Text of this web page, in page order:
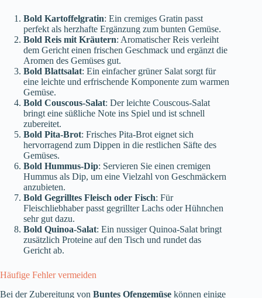
Bold Kartoffelgratin: Ein cremiges Gratin passt
perfekt als herzhafte Ergänzung zum bunten Gemüse.
Bold Reis mit Kräutern: Aromatischer Reis verleiht
dem Gericht einen frischen Geschmack und ergänzt die
Aromen des Gemüses gut.
Bold Blattsalat: Ein einfacher grüner Salat sorgt für
eine leichte und erfrischende Komponente zum warmen
Gemüse.
Bold Couscous-Salat: Der leichte Couscous-Salat
bringt eine süßliche Note ins Spiel und ist schnell
zubereitet.
Bold Pita-Brot: Frisches Pita-Brot eignet sich
hervorragend zum Dippen in die restlichen Säfte des
Gemüses.
Bold Hummus-Dip: Servieren Sie einen cremigen
Hummus als Dip, um eine Vielzahl von Geschmäckern
anzubieten.
Bold Gegrilltes Fleisch oder Fisch: Für
Fleischliebhaber passt gegrillter Lachs oder Hühnchen
sehr gut dazu.
Bold Quinoa-Salat: Ein nussiger Quinoa-Salat bringt
zusätzlich Proteine auf den Tisch und rundet das
Gericht ab.
Häufige Fehler vermeiden
Bei der Zubereitung von Buntes Ofengemüse können einige